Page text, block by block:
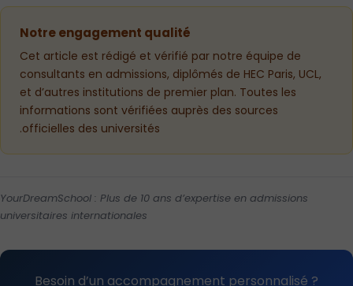
Notre engagement qualité
Cet article est rédigé et vérifié par notre équipe de
consultants en admissions, diplômés de HEC Paris, UCL,
et d’autres institutions de premier plan. Toutes les
informations sont vérifiées auprès des sources
officielles des universités.
YourDreamSchool : Plus de 10 ans d’expertise en admissions
universitaires internationales
Besoin d’un accompagnement personnalisé ?